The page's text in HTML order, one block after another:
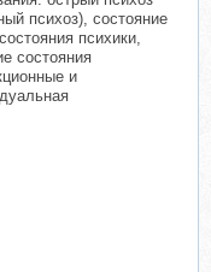
психоз), состояние
психики,
состояния
и